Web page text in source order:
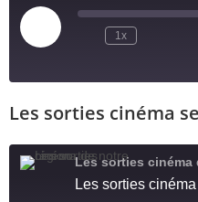
1x
SHARE
LINK
Les sorties cinéma
Les sorties cinéma
Les sorties